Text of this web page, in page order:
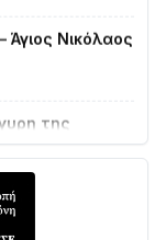
Δήμο Αγρινίου